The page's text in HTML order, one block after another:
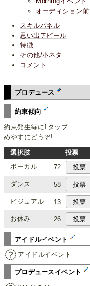
オーディション前
スキルパネル
思い出アピール
特徴
その他/小ネタ
コメント
プロデュース
約束傾向
約束発生毎に1タップ
めやすにどうぞ!
選択肢
投票
ボーカル
72
ダンス 58
ビジュアル 13
お休み 26
アイドルイベント
アイドルイベント
プロデュースイベント